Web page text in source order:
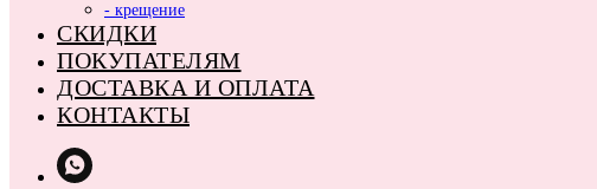
- крещение
СКИДКИ
ПОКУПАТЕЛЯМ
ДОСТАВКА И ОПЛАТА
КОНТАКТЫ